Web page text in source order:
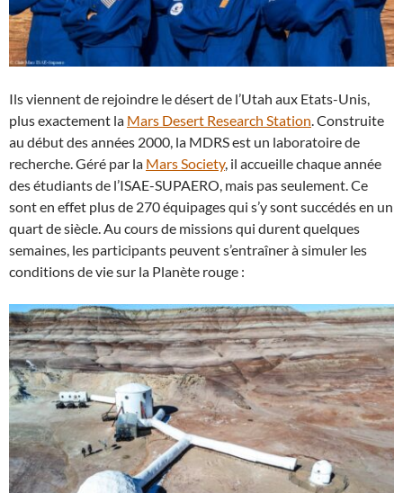
Ils viennent de rejoindre le désert de l’Utah aux Etats-Unis,
plus exactement la Mars Desert Research Station . Construite
au début des années 2000, la MDRS est un laboratoire de
recherche. Géré par la Mars Society, il accueille chaque année
des étudiants de l’ISAE-SUPAERO, mais pas seulement. Ce
sont en effet plus de 270 équipages qui s’y sont succédés en un
quart de siècle. Au cours de missions qui durent quelques
semaines, les participants peuvent s’entraîner à simuler les
conditions de vie sur la Planète rouge :